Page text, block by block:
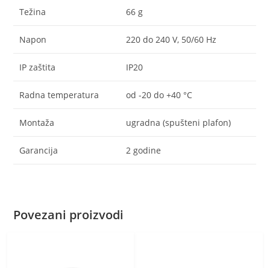
Težina 66 g
Napon 220 do 240 V, 50/60 Hz
IP zaštita IP20
Radna temperatura od -20 do +40 °C
Montaža ugradna (spušteni plafon)
Garancija 2 godine
Povezani proizvodi